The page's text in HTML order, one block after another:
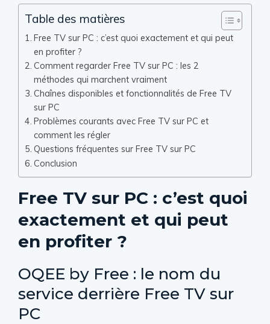
Table des matières
Free TV sur PC : c’est quoi exactement et qui peut
en profiter ?
Comment regarder Free TV sur PC : les 2
méthodes qui marchent vraiment
Chaînes disponibles et fonctionnalités de Free TV
sur PC
Problèmes courants avec Free TV sur PC et
comment les régler
Questions fréquentes sur Free TV sur PC
Conclusion
Free TV sur PC : c’est quoi
exactement et qui peut
en profiter ?
OQEE by Free : le nom du
service derrière Free TV sur
PC